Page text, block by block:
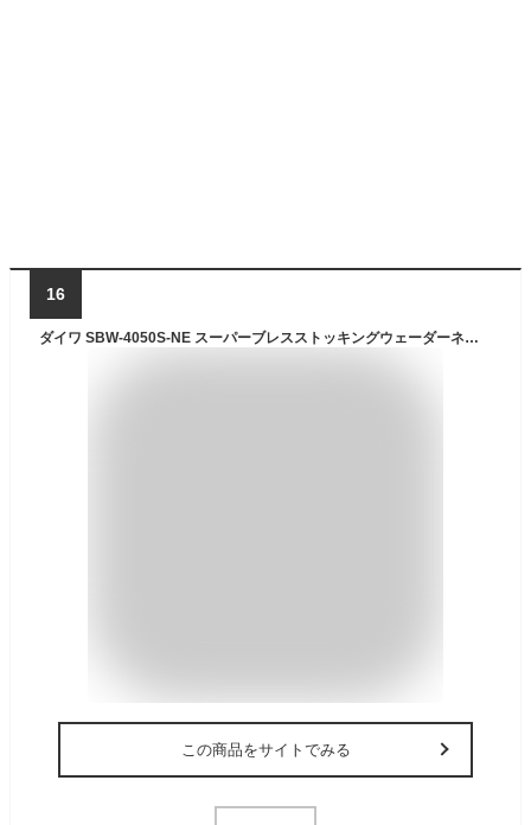
16
ダイワ SBW-4050S-NE スーパーブレスストッキングウェーダーネオ(チェストハイ型 ソックス先丸) グレー L
この商品をサイトでみる